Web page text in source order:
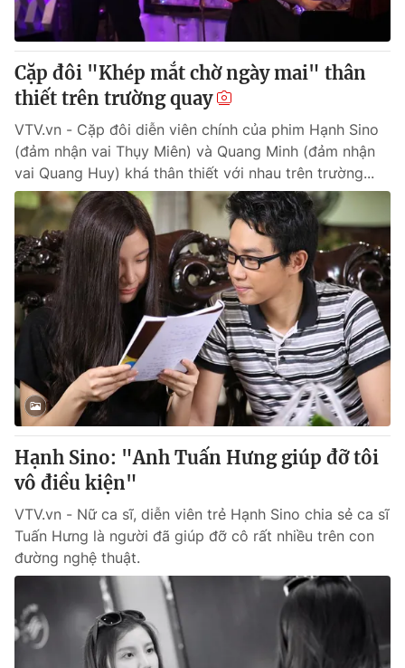
Cặp đôi "Khép mắt chờ ngày mai" thân
thiết trên trường quay
VTV.vn - Cặp đôi diễn viên chính của phim Hạnh Sino
(đảm nhận vai Thụy Miên) và Quang Minh (đảm nhận
vai Quang Huy) khá thân thiết với nhau trên trường...
Hạnh Sino: "Anh Tuấn Hưng giúp đỡ tôi
vô điều kiện"
VTV.vn - Nữ ca sĩ, diễn viên trẻ Hạnh Sino chia sẻ ca sĩ
Tuấn Hưng là người đã giúp đỡ cô rất nhiều trên con
đường nghệ thuật.